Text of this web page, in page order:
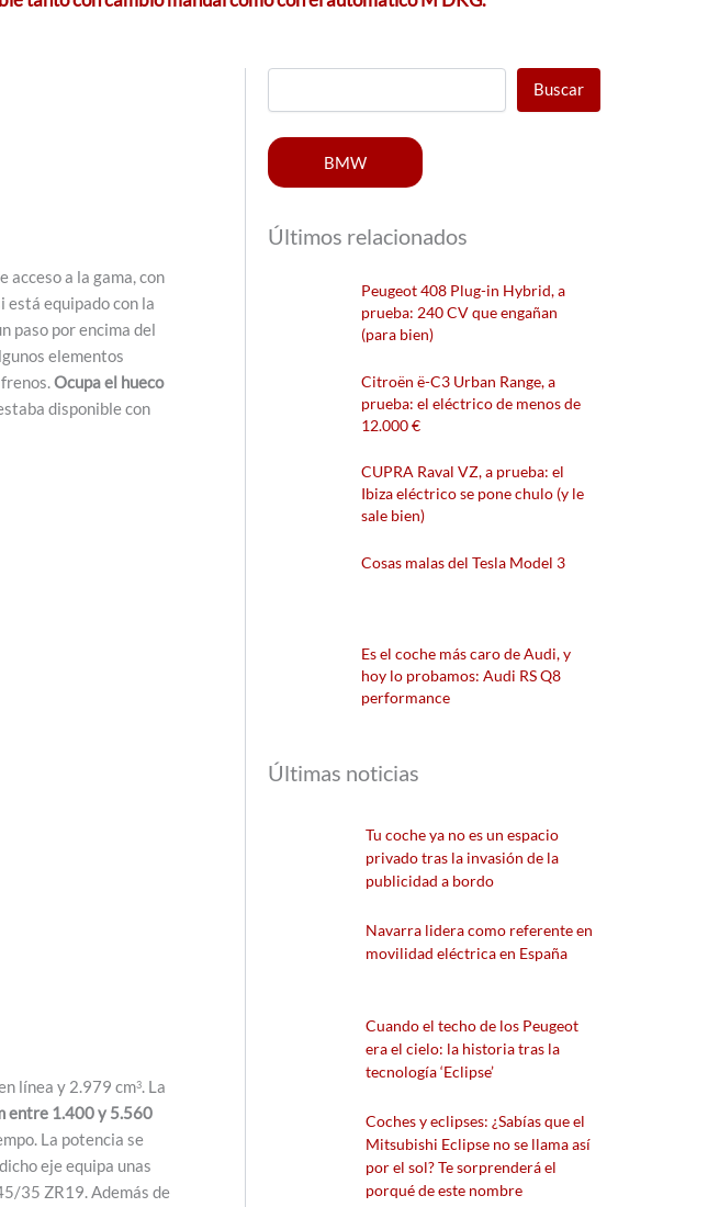
acceso a la gama, con
está equipado con la
paso por encima del
elementos
Ocupa el hueco
disponible con
línea y 2.979 cm3. La
entre 1.400 y 5.560
La potencia se
eje equipa unas
35 ZR19. Además de
Buscar
BMW
Últimos relacionados
Peugeot 408 Plug-in Hybrid, a
prueba: 240 CV que engañan
(para bien)
Citroën ë-C3 Urban Range, a
prueba: el eléctrico de menos de
12.000 €
CUPRA Raval VZ, a prueba: el
Ibiza eléctrico se pone chulo (y le
sale bien)
Cosas malas del Tesla Model 3
Es el coche más caro de Audi, y
hoy lo probamos: Audi RS Q8
performance
Últimas noticias
Tu coche ya no es un espacio
privado tras la invasión de la
publicidad a bordo
Navarra lidera como referente en
movilidad eléctrica en España
Cuando el techo de los Peugeot
era el cielo: la historia tras la
tecnología ‘Eclipse’
Coches y eclipses: ¿Sabías que el
Mitsubishi Eclipse no se llama así
por el sol? Te sorprenderá el
porqué de este nombre